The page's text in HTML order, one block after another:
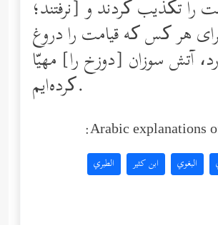
نرفتند؛] بلکه قیامت را تکذیب کردند و
هر کس که قیامت را دروغ
آتش سوزان [دوزخ را] مهیّا
کرده‌ایم.
Arabic explanations
البغوي ابن كثير الطبري